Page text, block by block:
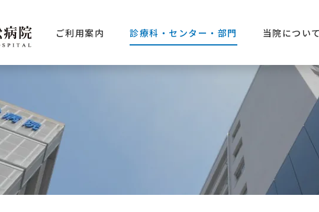
ご利用案内 診療科・センター・部門 当院について